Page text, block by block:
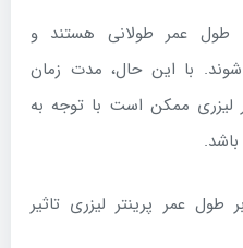
طول عمر طولانی هستند و
شوند. با این حال، مدت زمان
لیزری ممکن است با توجه به
طول عمر پرینتر لیزری تاثیر